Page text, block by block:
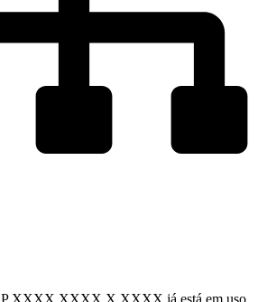
P XXXX XXXX X XXXX já está em uso.